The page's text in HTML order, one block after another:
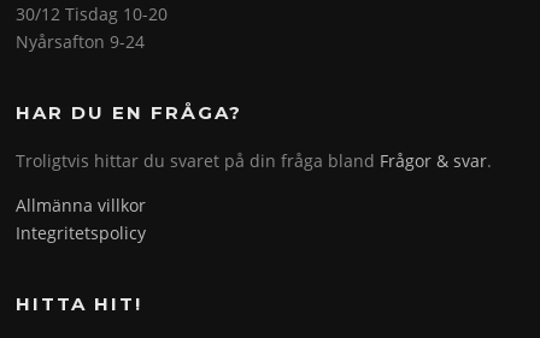
30/12 Tisdag 10-20
Nyårsafton 9-24
HAR DU EN FRÅGA?
Troligtvis hittar du svaret på din fråga bland Frågor & svar.
Allmänna villkor
Integritetspolicy
HITTA HIT!